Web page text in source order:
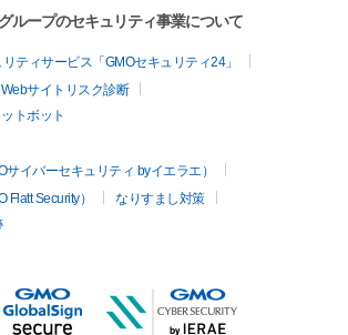
ループのセキュリティ事業について
ティサービス「GMOセキュリティ24」
Webサイトリスク診断
トボット
イバーセキュリティ byイエラエ）
Security）
なりすまし対策